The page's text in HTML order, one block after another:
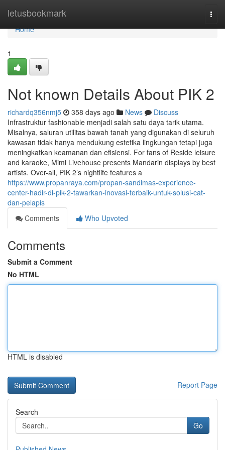
letusbookmark
Home
Home
1
Not known Details About PIK 2
richardq356nmj5 358 days ago News
Discuss
Infrastruktur fashionable menjadi salah satu daya tarik utama.
Misalnya, saluran utilitas bawah tanah yang digunakan di seluruh
kawasan tidak hanya mendukung estetika lingkungan tetapi juga
meningkatkan keamanan dan efisiensi. For fans of Reside leisure
and karaoke, Mimi Livehouse presents Mandarin displays by best
artists. Over-all, PIK 2’s nightlife features a
https://www.propanraya.com/propan-sandimas-experience-
center-hadir-di-pik-2-tawarkan-inovasi-terbaik-untuk-solusi-cat-
dan-pelapis
Comments
Who Upvoted
Comments
Submit a Comment
No HTML
HTML is disabled
Report Page
Search
Go